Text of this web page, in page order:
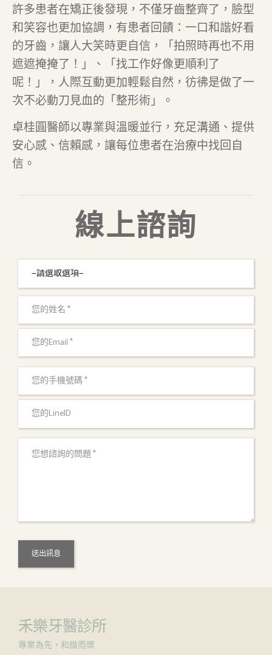
許多患者在矯正後發現，不僅牙齒整齊了，臉型
和笑容也更加協調，有患者回饋：一口和諧好看
的牙齒，讓人大笑時更自信，「拍照時再也不用
遮遮掩掩了！」、「找工作好像更順利了
呢！」，人際互動更加輕鬆自然，彷彿是做了一
次不必動刀見血的「整形術」。
卓桂圓醫師以專業與溫暖並行，充足溝通、提供
安心感、信賴感，讓每位患者在治療中找回自
信。
線上諮詢
禾樂牙醫診所
專業為先，和諧而樂